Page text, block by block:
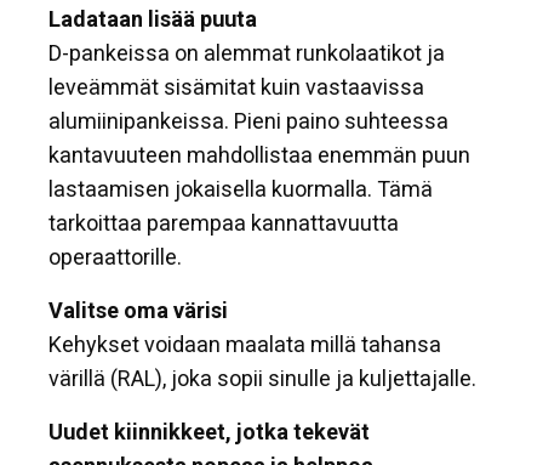
Ladataan lisää puuta
D-pankeissa on alemmat runkolaatikot ja
leveämmät sisämitat kuin vastaavissa
alumiinipankeissa. Pieni paino suhteessa
kantavuuteen mahdollistaa enemmän puun
lastaamisen jokaisella kuormalla. Tämä
tarkoittaa parempaa kannattavuutta
operaattorille.
Valitse oma värisi
Kehykset voidaan maalata millä tahansa
värillä (RAL), joka sopii sinulle ja kuljettajalle.
Uudet kiinnikkeet, jotka tekevät